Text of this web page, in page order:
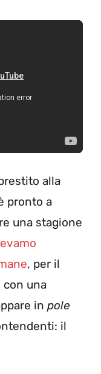
alla
pronto a
una stagione
, per il
con una
in pole
il